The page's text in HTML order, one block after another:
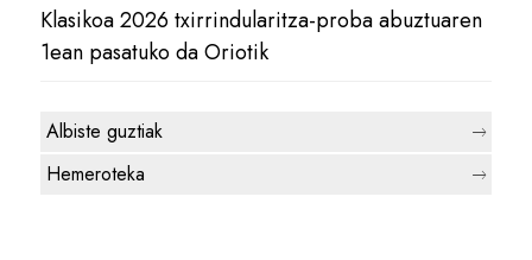
Klasikoa 2026 txirrindularitza-proba abuztuaren
1ean pasatuko da Oriotik
Albiste guztiak
Hemeroteka